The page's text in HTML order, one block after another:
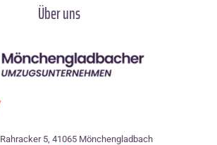
Über uns
Rahracker 5, 41065 Mönchengladbach